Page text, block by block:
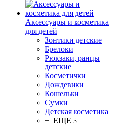
Аксессуары и косметика
для детей
Зонтики детские
Брелоки
Рюкзаки, ранцы
детские
Косметички
Дождевики
Кошельки
Сумки
Детская косметика
+ ЕЩЕ 3